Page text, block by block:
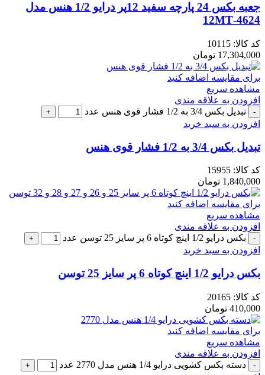
جعبه بکس 24 پارچه سفید 12پر درایو 1/2 هنس مدل
4624-12MT
کد کالا: 10115
17,304,000 تومان
برای مقایسه اضافه کنید
مشاهده سریع
افزودن به علاقه مندی
تبدیل بکس 3/4 به 1/2 فشار قوی هنس عدد
افزودن به سبد خرید
تبدیل بکس 3/4 به 1/2 فشار قوی هنس
کد کالا: 15955
1,840,000 تومان
برای مقایسه اضافه کنید
مشاهده سریع
افزودن به علاقه مندی
بکس درایو 1/2 اینچ کوتاه 6 پر سایز 25 توسن عدد
افزودن به سبد خرید
بکس درایو 1/2 اینچ کوتاه 6 پر سایز 25 توسن
کد کالا: 20165
410,000 تومان
برای مقایسه اضافه کنید
مشاهده سریع
افزودن به علاقه مندی
دسته بکس کشویی درایو 1/4 هنس مدل 2770 عدد